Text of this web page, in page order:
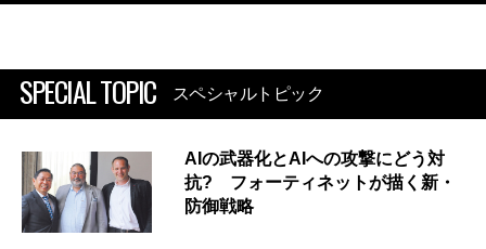
SPECIAL TOPIC スペシャルトピック
AIの武器化とAIへの攻撃にどう対
抗? フォーティネットが描く新・
防御戦略